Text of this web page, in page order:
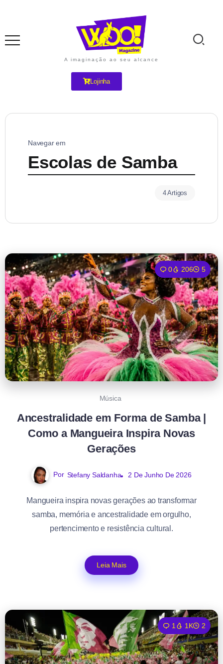
A imaginação ao seu alcance
Lojinha
Navegar em
Escolas de Samba
4 Artigos
0 206 5
Música
Ancestralidade em Forma de Samba |
Como a Mangueira Inspira Novas
Gerações
Por Stefany Saldanha 2 De Junho De 2026
Mangueira inspira novas gerações ao transformar
samba, memória e ancestralidade em orgulho,
pertencimento e resistência cultural.
Leia Mais
1 1K 2